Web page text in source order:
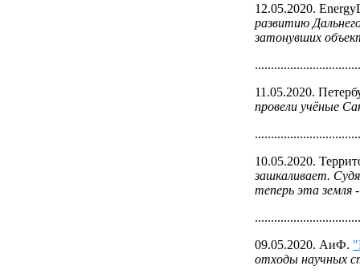
12.05.2020.
развитию
затонувших
11.05.2020.
провели учёные
10.05.2020.
зашкаливает.
теперь эта земля
09.05.2020. АиФ.
отходы научных